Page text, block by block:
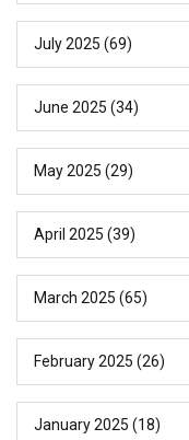
July 2025 (69)
June 2025 (34)
May 2025 (29)
April 2025 (39)
March 2025 (65)
February 2025 (26)
January 2025 (18)